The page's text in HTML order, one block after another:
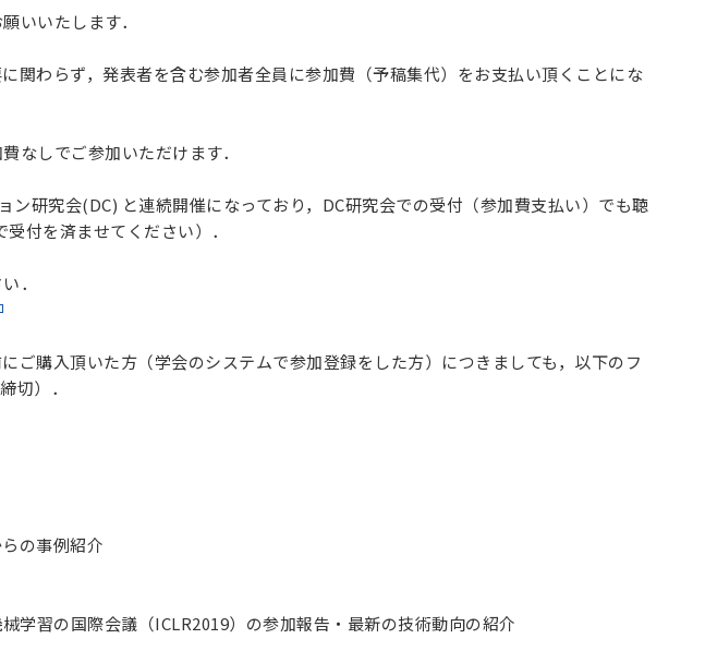
いいたします．
関わらず，発表者を含む参加者全員に参加費（予稿集代）をお支払い頂くことにな
なしでご参加いただけます．
研究会(DC) と連続開催になっており，DC研究会での受付（参加費支払い）でも聴
付を済ませてください）．
．
購入頂いた方（学会のシステムで参加登録をした方）につきましても，以下のフ
切）．
の事例紹介
学習の国際会議（ICLR2019）の参加報告・最新の技術動向の紹介